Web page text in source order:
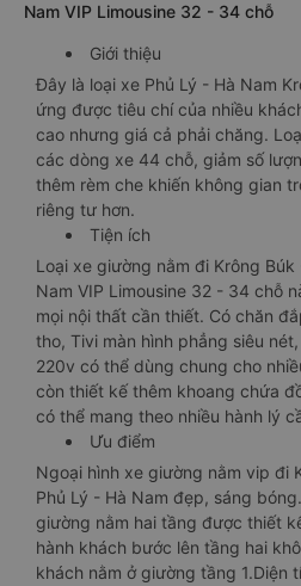
Nam VIP Limousine 32 - 34 chỗ
Giới thiệu
Đây là loại xe Phủ Lý - Hà Nam
ứng được tiêu chí của nhiều
cao nhưng giá cả phải chăng.
các dòng xe 44 chỗ, giảm số
thêm rèm che khiến không gian
riêng tư hơn.
Tiện ích
Loại xe giường nằm đi Krông
Nam VIP Limousine 32 - 34 chỗ
mọi nội thất cần thiết. Có chăn
tho, Tivi màn hình phẳng siêu
220v có thể dùng chung cho
còn thiết kế thêm khoang chứa
có thể mang theo nhiều hành lý
Ưu điểm
Ngoại hình xe giường nằm vip đi
Phủ Lý - Hà Nam đẹp, sáng
giường nằm hai tầng được thiết
hành khách bước lên tầng hai
khách nằm ở giường tầng 1.Diện